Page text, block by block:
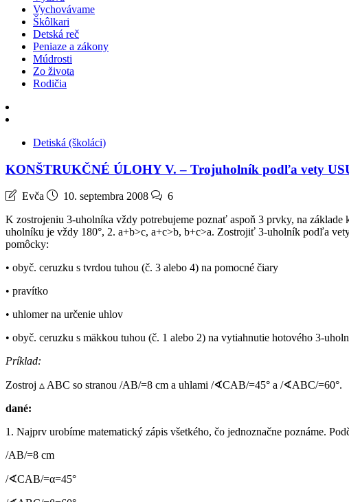
Vychovávame
Škôlkari
Detská reč
Peniaze a zákony
Múdrosti
Zo života
Rodičia
Detiská (školáci)
KONŠTRUKČNÉ ÚLOHY V. – Trojuholník podľa vety
Evča 10. septembra 2008
6
K zostrojeniu 3-uholníka vždy potrebujeme poznať aspoň 3 prvky, na
uholníku je vždy 180°, 2. a+b>c, a+c>b, b+c>a. Zostrojiť 3-uholník podľa
pomôcky:
• obyč. ceruzku s tvrdou tuhou (č. 3 alebo 4) na pomocné čiary
• pravítko
• uhlomer na určenie uhlov
• obyč. ceruzku s mäkkou tuhou (č. 1 alebo 2) na vytiahnutie hotového 3-
Príklad:
Zostroj ▵ ABC so stranou /AB/=8 cm a uhlami /∢CAB/=45° a /∢ABC/=60°.
dané:
1. Najprv urobíme matematický zápis všetkého, čo jednoznačne poznáme.
/AB/=8 cm
/∢CAB/=α=45°